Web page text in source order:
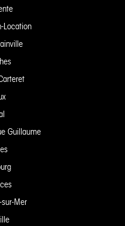
Location
Guillaume
Mer